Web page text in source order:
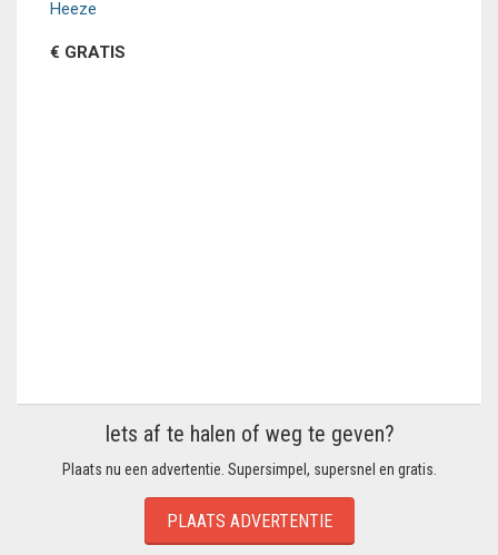
Heeze
€ GRATIS
Iets af te halen of weg te geven?
Plaats nu een advertentie. Supersimpel, supersnel en gratis.
PLAATS ADVERTENTIE